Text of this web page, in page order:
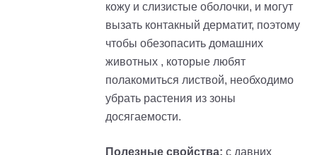
кожу и слизистые оболочки, и могут
вызать контакный дерматит, поэтому
чтобы обезопасить домашних
животных , которые любят
полакомиться листвой, необходимо
убрать растения из зоны
досягаемости.
Полезные свойства: с давних